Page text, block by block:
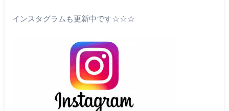
インスタグラムも更新中です☆☆☆